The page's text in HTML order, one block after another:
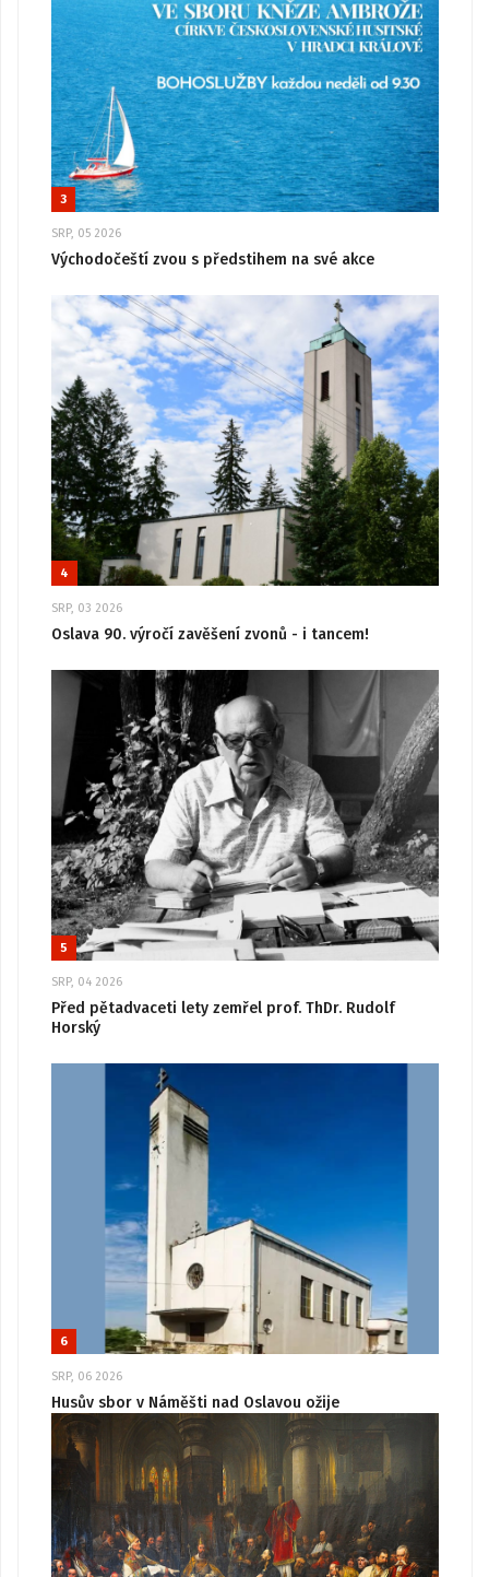
3
SRP, 05 2026
Východočeští zvou s předstihem na své akce
4
SRP, 03 2026
Oslava 90. výročí zavěšení zvonů - i tancem!
5
SRP, 04 2026
Před pětadvaceti lety zemřel prof. ThDr. Rudolf
Horský
6
SRP, 06 2026
Husův sbor v Náměšti nad Oslavou ožije